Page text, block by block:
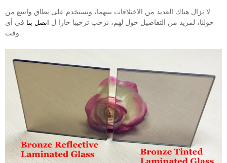
لا تزال هناك العديد من الاختلافات بينهما، وتستخدم على نطاق واسع من
حولنا، لمزيد من التفاصيل حول لهم، نرحب ترحيبا حارا ل اتصل بنا في أي